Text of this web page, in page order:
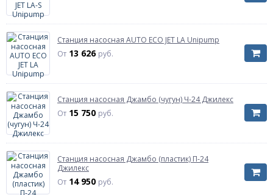
Станция насосная AUTO ECO JET LA Unipump
От 13 626 руб.
Станция насосная Джамбо (чугун) Ч-24 Джилекс
От 15 750 руб.
Станция насосная Джамбо (пластик) П-24
Джилекс
От 14 950 руб.